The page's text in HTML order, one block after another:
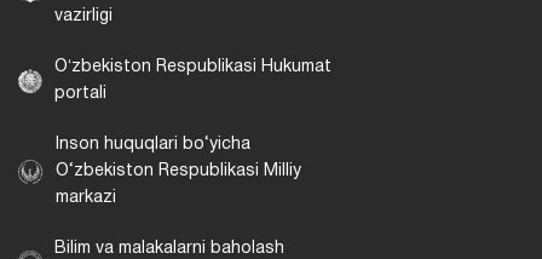
vazirligi
Oʻzbekiston Respublikasi Hukumat
portali
Inson huquqlari bo‘yicha
O‘zbekiston Respublikasi Milliy
markazi
Bilim va malakalarni baholash